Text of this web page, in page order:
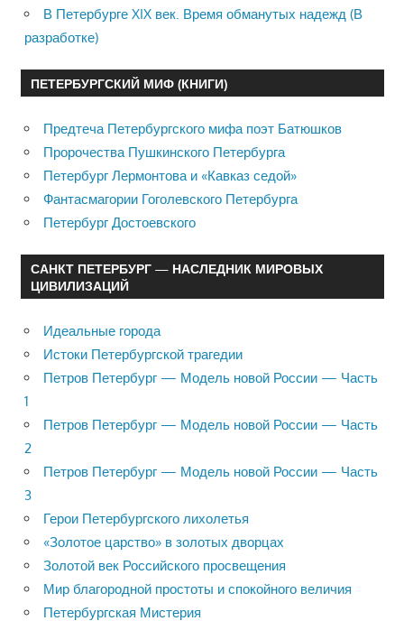
В Петербурге XIX век. Время обманутых надежд (В
разработке)
ПЕТЕРБУРГСКИЙ МИФ (КНИГИ)
Предтеча Петербургского мифа поэт Батюшков
Пророчества Пушкинского Петербурга
Петербург Лермонтова и «Кавказ седой»
Фантасмагории Гоголевского Петербурга
Петербург Достоевского
САНКТ ПЕТЕРБУРГ — НАСЛЕДНИК МИРОВЫХ
ЦИВИЛИЗАЦИЙ
Идеальные города
Истоки Петербургской трагедии
Петров Петербург — Модель новой России — Часть
1
Петров Петербург — Модель новой России — Часть
2
Петров Петербург — Модель новой России — Часть
3
Герои Петербургского лихолетья
«Золотое царство» в золотых дворцах
Золотой век Российского просвещения
Мир благородной простоты и спокойного величия
Петербургская Мистерия